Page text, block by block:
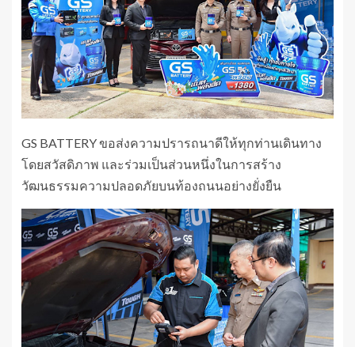
GS BATTERY ขอส่งความปรารถนาดีให้ทุกท่านเดินทาง
โดยสวัสดิภาพ และร่วมเป็นส่วนหนึ่งในการสร้าง
วัฒนธรรมความปลอดภัยบนท้องถนนอย่างยั่งยืน